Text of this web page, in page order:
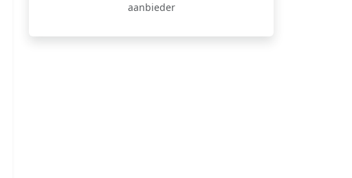
aanbieder